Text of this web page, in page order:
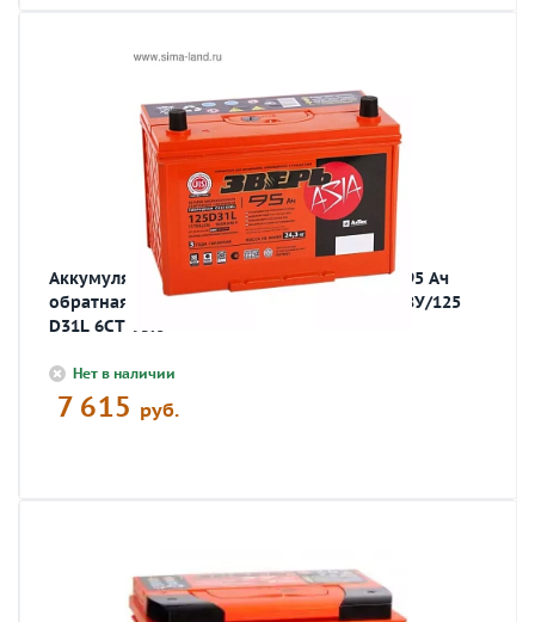
Аккумулятор автомобильный ЗВЕРЬ ASIA 95 Ач
обратная R+ EN 930A 306x175x225 6СТ-95LЗУ/125
D31L 6СТ-95.0
Нет в наличии
7 615 руб.